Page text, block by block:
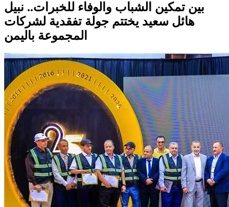
بين تمكين الشباب والوفاء للخبرات.. نبيل
هائل سعيد يختتم جولة تفقدية لشركات
المجموعة باليمن